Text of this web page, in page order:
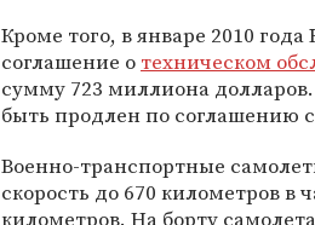
Кроме того, в январе 2010
соглашение о техническом
сумму 723 миллиона
быть продлен по соглашению
Военно-транспортные
скорость до 670 километров в
километров. На борту